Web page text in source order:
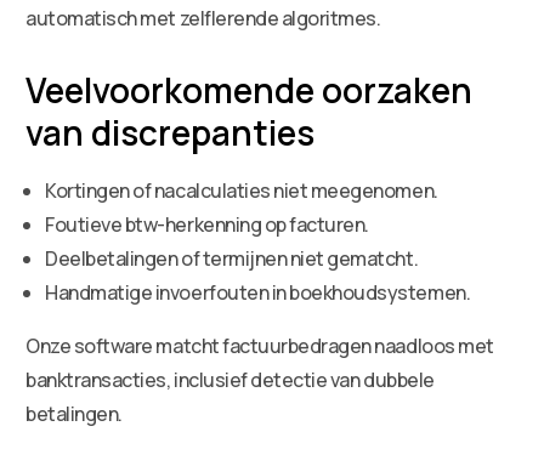
automatisch met zelflerende algoritmes.
Veelvoorkomende oorzaken
van discrepanties
Kortingen of nacalculaties niet meegenomen.
Foutieve btw-herkenning op facturen.
Deelbetalingen of termijnen niet gematcht.
Handmatige invoerfouten in boekhoudsystemen.
Onze software matcht factuurbedragen naadloos met
banktransacties, inclusief detectie van dubbele
betalingen.